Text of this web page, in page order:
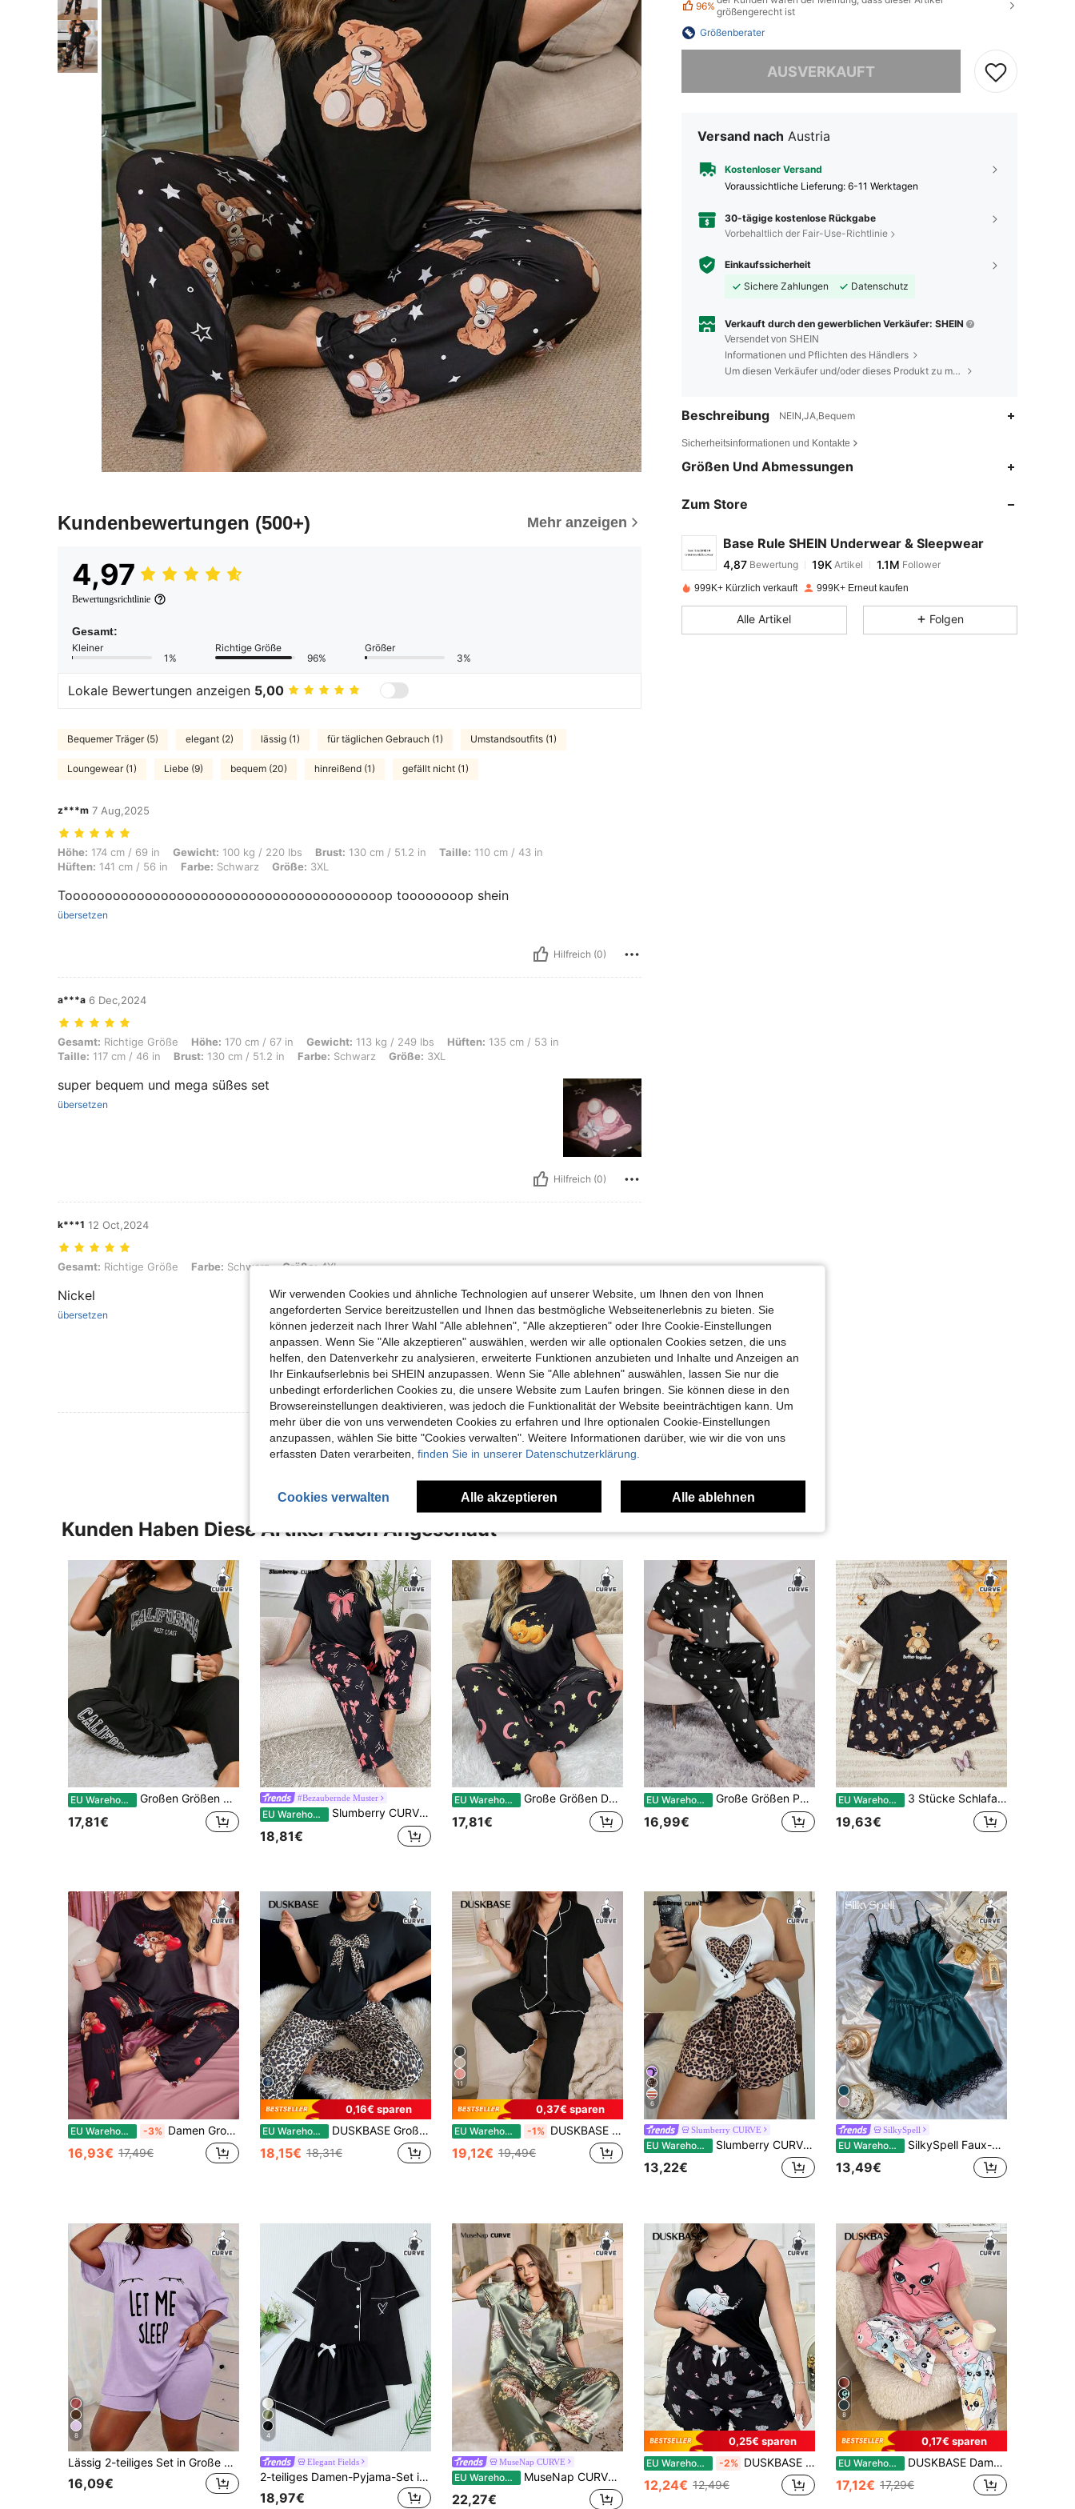
Kundenbewertungen (500+) Mehr anzeigen
4,97
Bewertungsrichtlinie
Gesamt:
Kleiner
1%
Richtige Größe
96%
Größer
3%
Lokale Bewertungen anzeigen 5,00
Bequemer Träger (5) elegant (2) lässig (1) für täglichen Gebrauch (1) Umstandsoutfits (1)
Loungewear (1) Liebe (9) bequem (20) hinreißend (1) gefällt nicht (1)
z***m 7 Aug,2025
Höhe: 174 cm / 69 in, Gewicht: 100 kg / 220 lbs, Brust: 130 cm / 51.2 in, Taille: 110 cm / 43 in, Hüften: 141 cm / 56 in, Farbe: Schwarz, Größe: 3XL
Höhe: 174 cm / 69 in Gewicht: 100 kg / 220 lbs Brust: 130 cm / 51.2 in Taille: 110 cm / 43 in
Hüften: 141 cm / 56 in Farbe: Schwarz Größe: 3XL
Toooooooooooooooooooooooooooooooooooooooop toooooooop shein
übersetzen
Hilfreich (0)
a***a 6 Dec,2024
Gesamt: Richtige Größe, Höhe: 170 cm / 67 in, Gewicht: 113 kg / 249 lbs, Hüften: 135 cm / 53 in, Taille: 117 cm / 46 in, Brust: 130 cm / 51.2 in, Farbe: Schwarz, Größe: 3XL
Gesamt: Richtige Größe Höhe: 170 cm / 67 in Gewicht: 113 kg / 249 lbs Hüften: 135 cm / 53 in
Taille: 117 cm / 46 in Brust: 130 cm / 51.2 in Farbe: Schwarz Größe: 3XL
super bequem und mega süßes set
übersetzen
Hilfreich (0)
k***1 12 Oct,2024
Gesamt: Richtige Größe, Farbe: Schwarz, Größe: 4XL
Gesamt: Richtige Größe Farbe: Schwarz Größe:4XL
Nickel
übersetzen
Hilfreich (0)
Mehr Bewertungen Ansehen
96% größengerecht ist
Größenberater
AUSVERKAUFT
Versand nach Austria
Kostenloser Versand
Voraussichtliche Lieferung: 6-11 Werktagen
30-tägige kostenlose Rückgabe
Vorbehaltlich der Fair-Use-Richtlinie
Einkaufssicherheit
Sichere Zahlungen
Datenschutz
Verkauft durch den gewerblichen Verkäufer: SHEIN
Versendet von SHEIN
Informationen und Pflichten des Händlers
Um diesen Verkäufer und/oder dieses Produkt zu melden
Beschreibung NEIN,JA,Bequem
Sicherheitsinformationen und Kontakte
Größen Und Abmessungen
Zum Store
Base Rule SHEIN Underwear & Sleepwear
4,87
4,87 Bewertung 19K Artikel 1.1M Follower
l***sbezahltVor 1 Tag
999K+ Kürzlich verkauft 999K+ Erneut kaufen
Alle Artikel Folgen
Kunden Haben Diese Artikel Auch Angeschaut
EU Warehouse Großen Größen Set aus Grafik T-Shirt und Hose als Schlafanzug / Pyjama Set
17,81€
#Bezaubernde Muster
EU Warehouse Slumberry CURVE Schlafanzug-Set mit Schleifen-Muster, Kurzarm-Oberteil und lange Hose, Große Größen
18,81€
EU Warehouse Große Größen Damen Pyjama Set mit Cartoon Bär, Stern & Mond Muster aus Top und Hose
17,81€
EU Warehouse Große Größen Pyjama Set mit Herz Muster
16,99€
EU Warehouse 3 Stücke Schlafanzug-Set in Großen Größen mit süßem Bären-Muster, Kurzarmoberteil, Shorts und Loungehose
19,63€
EU Warehouse -3% Damen Große Größen Pyjama Set aus Kurzarm T-Shirt mit Bären Motiv und Shorts
16,93€ 17,49€
0,16€ sparen
EU Warehouse DUSKBASE Große Größen Damen Leopard Muster Schleife Dekor Rundhals Kurzarm Top & Hose Pyjama Set, Loungewear, Outfits
18,15€ 18,31€
11
0,37€ sparen
EU Warehouse -1% DUSKBASE Große Größen Rüschen Saum einfarbiger Strick Pyjama Set, locker sitzende Kragen Kragen offene Vorderseite Kurzarm Oberteil und Hose, lässige Loungewear für den Sommer
19,12€ 19,49€
6
Slumberry CURVE
EU Warehouse Slumberry CURVE Damen Lässig Leopardenmuster Herzmuster Camisole Top & Shorts Pyjama, Große Größen, Niedliche Kurze Sets für Damen Lounge Sets
13,22€
SilkySpell
EU Warehouse SilkySpell Faux-Seide Spitzenbesatz Trägerhemd und Shorts Pyjama Set
13,49€
8
Lässig 2-teiliges Set in Große Größen, geeignet für Frühlings- und Sommerausflüge und Urlaubsreisen, Damen Große Größen T-Shirt mit Augen- und Slogan-Muster, Rundhalsausschnitt, Drop-Shoulder und kurze Hose/Pyjamahose Loungewear Set
16,09€
4
Elegant Fields
2-teiliges Damen-Pyjama-Set in Große Größen, einfarbig, bequem für Frühling/Sommer, mit Kurzarm-Top mit Reverskragen und Schleifen-Shorts
18,97€
MuseNap CURVE
EU Warehouse MuseNap CURVE Damen Große Größen Floral Muster eleganter luxuriöser Palast Stil Cardigan Kurzarm Pyjama Set
22,27€
0,25€ sparen
EU Warehouse -2% DUSKBASE Niedliches Elephant gedrucktes Hemdchen und Shorts Pyjama-Set
12,24€ 12,49€
8
0,17€ sparen
EU Warehouse DUSKBASE Damen Große Größen Niedlicher Katzen-Muster Oberteil & Hose Pyjama Set
17,12€ 17,29€
Wir verwenden Cookies und ähnliche Technologien auf unserer Website, um Ihnen den von Ihnen
angeforderten Service bereitzustellen und Ihnen das bestmögliche Webseitenerlebnis zu bieten. Sie
können jederzeit nach Ihrer Wahl "Alle ablehnen", "Alle akzeptieren" oder Ihre Cookie-Einstellungen
anpassen. Wenn Sie "Alle akzeptieren" auswählen, werden wir alle optionalen Cookies setzen, die uns
helfen, den Datenverkehr zu analysieren, erweiterte Funktionen anzubieten und Inhalte und Anzeigen an
Ihr Einkaufserlebnis bei SHEIN anzupassen. Wenn Sie "Alle ablehnen" auswählen, lassen Sie nur die
unbedingt erforderlichen Cookies zu, die unsere Website zum Laufen bringen. Sie können diese in den
Browsereinstellungen deaktivieren, was jedoch die Funktionalität der Website beeinträchtigen kann. Um
mehr über die von uns verwendeten Cookies zu erfahren und Ihre optionalen Cookie-Einstellungen
anzupassen, wählen Sie bitte "Cookies verwalten". Weitere Informationen darüber, wie wir die von uns
erfassten Daten verarbeiten, finden Sie in unserer Datenschutzerklärung.
Cookies verwalten Alle akzeptieren Alle ablehnen